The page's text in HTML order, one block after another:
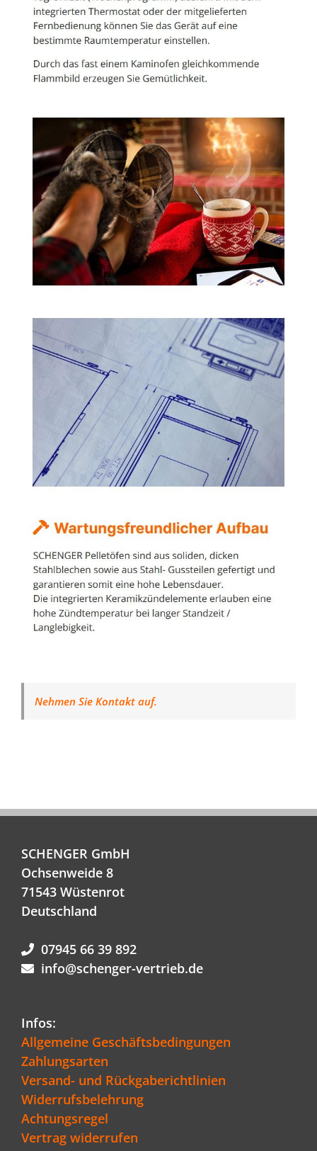
Nehmen Sie Kontakt auf.
SCHENGER GmbH
Ochsenweide 8
71543 Wüstenrot
Deutschland
07945 66 39 892
info@schenger-vertrieb.de
Infos:
Allgemeine Geschäftsbedingungen
Zahlungsarten
Versand- und Rückgaberichtlinien
Widerrufsbelehrung
Achtungsregel
Vertrag widerrufen